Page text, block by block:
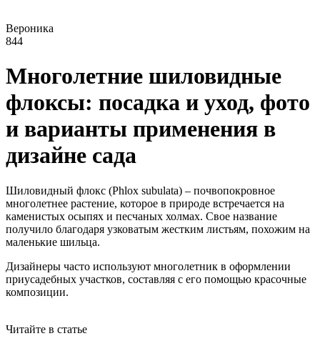
Вероника
844
Многолетние шиловидные
флоксы: посадка и уход, фото
и варианты применения в
дизайне сада
Шиловидный флокс (Phlox subulata) – почвопокровное
многолетнее растение, которое в природе встречается на
каменистых осыпях и песчаных холмах. Свое название
получило благодаря узковатым жестким листьям, похожим на
маленькие шильца.
Дизайнеры часто используют многолетник в оформлении
приусадебных участков, составляя с его помощью красочные
композиции.
Читайте в статье